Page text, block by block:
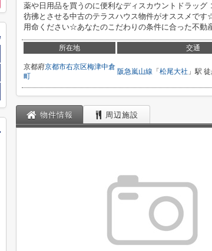
薬や日用品を買うのに便利なディスカウントドラッ
彷彿とさせる中古のテラスハウス物件がオススメで
用命ください☆あなたのこだわりの条件に合った不
所在地 交通
京都府京都市右京区梅津中倉
町
阪急嵐山線 「 松尾大社 」駅
物件情報 周辺施設